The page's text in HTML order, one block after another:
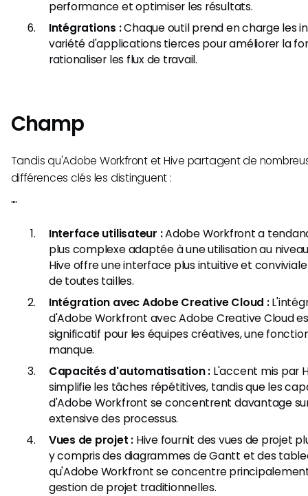
performance et optimiser les résultats.
Intégrations :Chaque outil prend en charge les
variété d'applications tierces pour améliorer la
rationaliser les flux de travail.
Champ
Tandis qu'Adobe Workfront et Hive partagent de
différences clés les distinguent :
"​"
Interface utilisateur :Adobe Workfront a
plus complexe adaptée à une utilisation au
Hive offre une interface plus intuitive et
de toutes tailles.
Intégration avec Adobe Creative Cloud :
d'Adobe Workfront avec Adobe Creative Cloud
significatif pour les équipes créatives, une
manque.
Capacités d'automatisation : L'accent mis par
simplifie les tâches répétitives, tandis que les
d'Adobe Workfront se concentrent davantage
extensive des processus.
Vues de projet : Hive fournit des vues de projet
y compris des diagrammes de Gantt et des
qu'Adobe Workfront se concentre
gestion de projet traditionnelles.